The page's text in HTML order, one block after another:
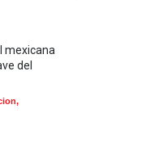
mexicana
del
,